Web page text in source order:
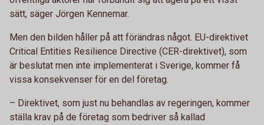
sätt, säger Jörgen Kennemar.
Men den bilden håller på att förändras något. EU-direktivet
Critical Entities Resilience Directive (CER-direktivet), som
är beslutat men inte implementerat i Sverige, kommer få
vissa konsekvenser för en del företag.
– Direktivet, som just nu behandlas av regeringen, kommer
ställa krav på de företag som bedriver så kallad